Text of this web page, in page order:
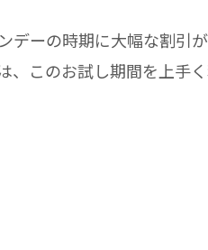
デーの時期に大幅な割引
、このお試し期間を上手